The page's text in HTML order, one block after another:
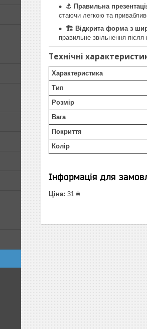
⚓ Правильна
стаючи легкою та
🏗️ Відкрита форма з
правильне звільнення після
Технічні
Характеристика
Тип
Розмір
Вага
Покриття
Колір
Інформація для
Ціна: 31 ₴